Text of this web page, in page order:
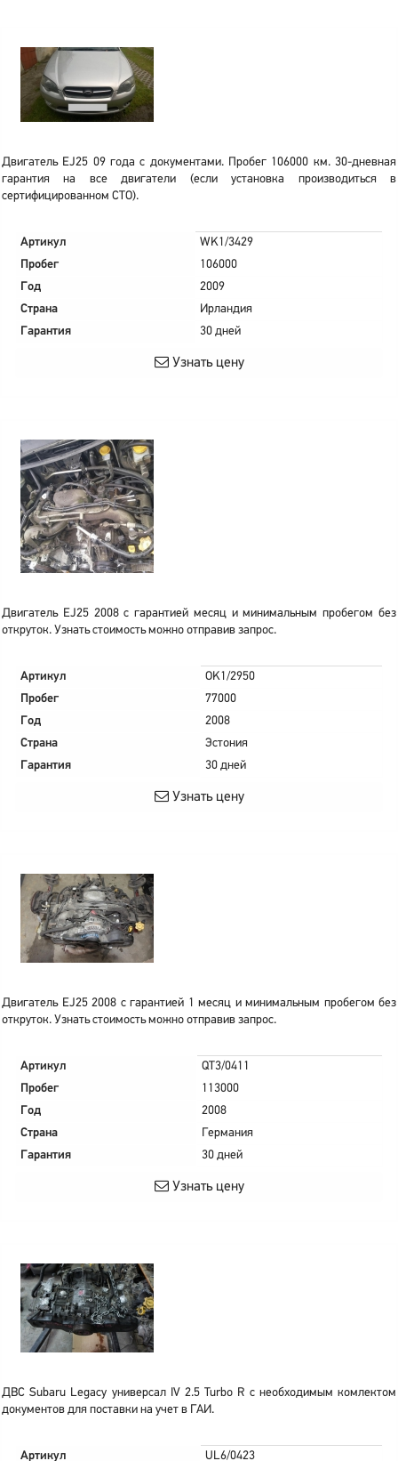
Двигатель EJ25 09 года с документами. Пробег 106000 км. 30-дневная
гарантия на все двигатели (если установка производиться в
сертифицированном СТО).
Артикул
WK1/3429
Пробег
106000
Год
2009
Страна
Ирландия
Гарантия
30 дней
Узнать цену
Двигатель EJ25 2008 с гарантией месяц и минимальным пробегом без
откруток. Узнать стоимость можно отправив запрос.
Артикул
OK1/2950
Пробег
77000
Год
2008
Страна
Эстония
Гарантия
30 дней
Узнать цену
Двигатель EJ25 2008 с гарантией 1 месяц и минимальным пробегом без
откруток. Узнать стоимость можно отправив запрос.
Артикул
QT3/0411
Пробег
113000
Год
2008
Страна
Германия
Гарантия
30 дней
Узнать цену
ДВС Subaru Legacy универсал IV 2.5 Turbo R с необходимым комлектом
документов для поставки на учет в ГАИ.
Артикул UL6/0423